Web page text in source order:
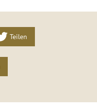
Teilen